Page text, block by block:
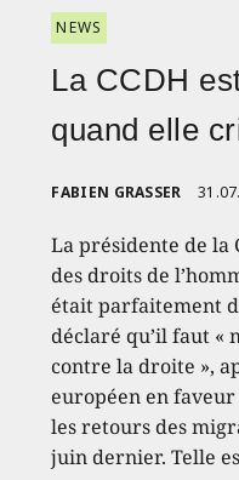
NEWS
La CCDH
quand elle
FABIEN GRASSER
La présidente de la
des droits de
était parfaitement
déclaré qu’il faut «
contre la droite »,
européen en
les retours des
juin dernier. Telle